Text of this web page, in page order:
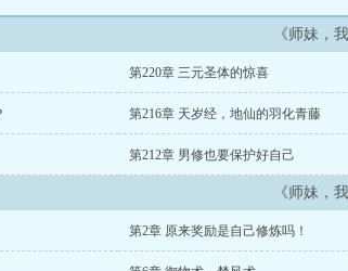
《师妹，
第220章 三元圣体的惊喜
第216章 天岁经，地仙的羽化青藤
第212章 男修也要保护好自己
《师妹，
第2章 原来奖励是自己修炼吗！